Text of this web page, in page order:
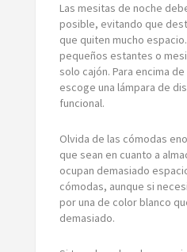
Las mesitas de noche
posible, evitando que
que quiten mucho
pequeños estantes o
solo cajón. Para encima
escoge una lámpara de
funcional.
Olvida de las cómodas
que sean en cuanto a
ocupan demasiado
cómodas, aunque si
por una de color blanco
demasiado.